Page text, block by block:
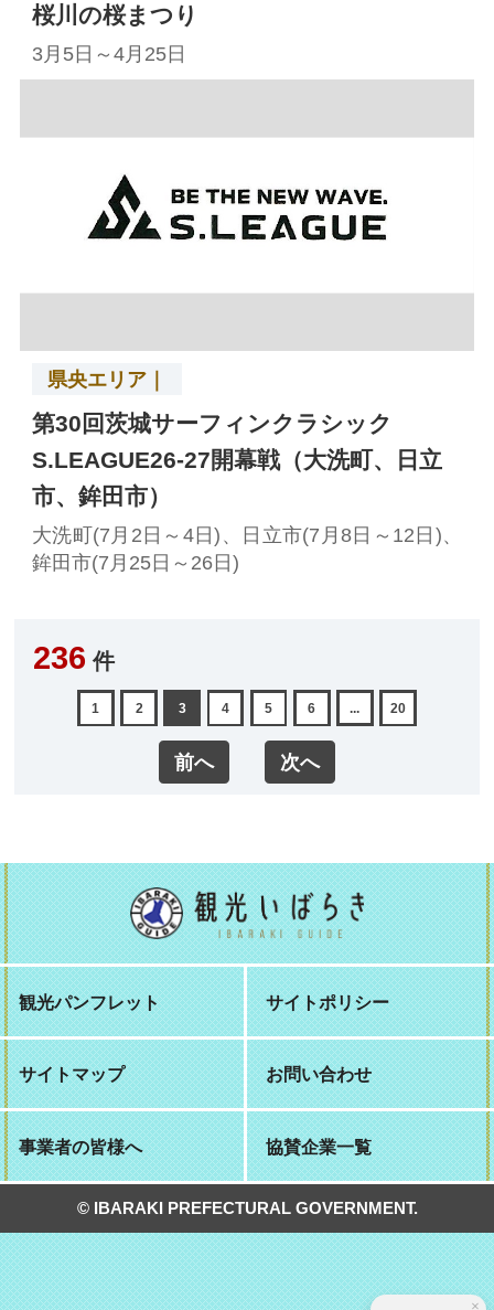
桜川の桜まつり
3月5日～4月25日
県央エリア｜
第30回茨城サーフィンクラシック
S.LEAGUE26-27開幕戦（大洗町、日立
市、鉾田市）
大洗町(7月2日～4日)、日立市(7月8日～12日)、
鉾田市(7月25日～26日)
236 件
前へ
1 2 3 4 5 6 ... 20
次へ
観光パンフレット サイトポリシー
サイトマップ お問い合わせ
事業者の皆様へ 協賛企業一覧
© IBARAKI PREFECTURAL GOVERNMENT.
×